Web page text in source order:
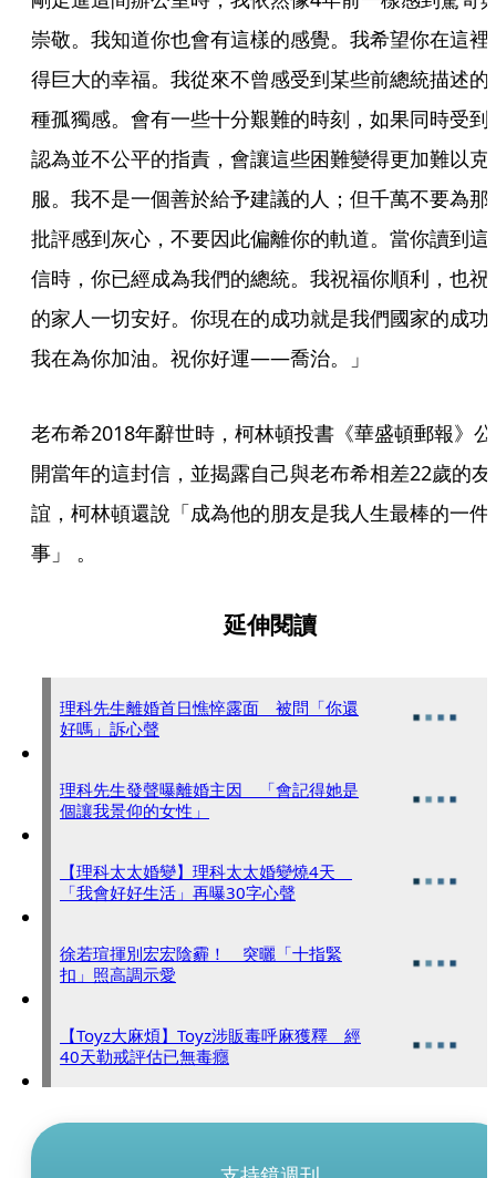
崇敬。我知道你也會有這樣的感覺。我希望你在這裡
得巨大的幸福。我從來不曾感受到某些前總統描述的
種孤獨感。會有一些十分艱難的時刻，如果同時受到
認為並不公平的指責，會讓這些困難變得更加難以克
服。我不是一個善於給予建議的人；但千萬不要為那
批評感到灰心，不要因此偏離你的軌道。當你讀到這
信時，你已經成為我們的總統。我祝福你順利，也祝
的家人一切安好。你現在的成功就是我們國家的成功
我在為你加油。祝你好運——喬治。」
老布希2018年辭世時，柯林頓投書《華盛頓郵報》公
開當年的這封信，並揭露自己與老布希相差22歲的友
誼，柯林頓還說「成為他的朋友是我人生最棒的一件
事」 。
延伸閱讀
理科先生離婚首日憔悴露面 被問「你還
好嗎」訴心聲
理科先生發聲曝離婚主因 「會記得她是
個讓我景仰的女性」
【理科太太婚變】理科太太婚變燒4天
「我會好好生活」再曝30字心聲
徐若瑄揮別宏宏陰霾！ 突曬「十指緊
扣」照高調示愛
【Toyz大麻煩】Toyz涉販毒呼麻獲釋 經
40天勒戒評估已無毒癮